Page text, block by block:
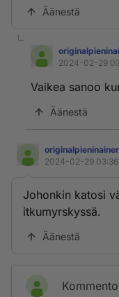
Äänestä
2024-02-29
Vaikea sanoo
Äänestä
2024-02-29
Johonkin katosi
itkumyrskyssä.
Äänestä